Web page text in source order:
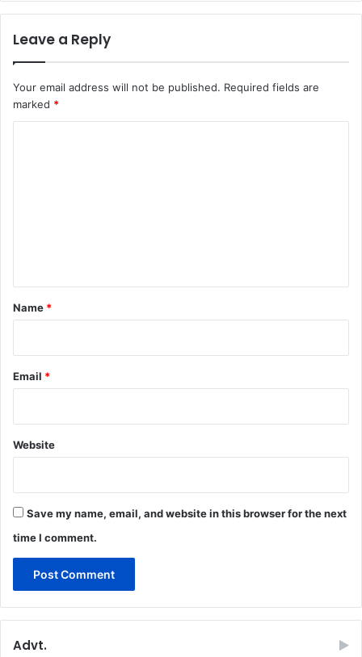
Leave a Reply
Your email address will not be published. Required fields are
marked *
*
Name *
Email *
Website
Save my name, email, and website in this browser for the next
time I comment.
Advt.